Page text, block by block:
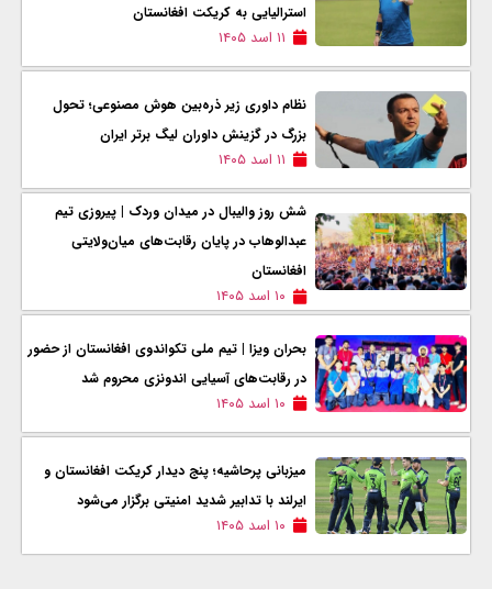
استرالیایی به کریکت افغانستان
۱۱ اسد ۱۴۰۵
نظام داوری زیر ذره‌بین هوش مصنوعی؛ تحول
بزرگ در گزینش داوران لیگ برتر ایران
۱۱ اسد ۱۴۰۵
شش روز والیبال در میدان وردک | پیروزی تیم
عبدالوهاب در پایان رقابت‌های میان‌ولایتی
افغانستان
۱۰ اسد ۱۴۰۵
بحران ویزا | تیم ملی تکواندوی افغانستان از حضور
در رقابت‌های آسیایی اندونزی محروم شد
۱۰ اسد ۱۴۰۵
میزبانی پرحاشیه؛ پنج دیدار کریکت افغانستان و
ایرلند با تدابیر شدید امنیتی برگزار می‌شود
۱۰ اسد ۱۴۰۵